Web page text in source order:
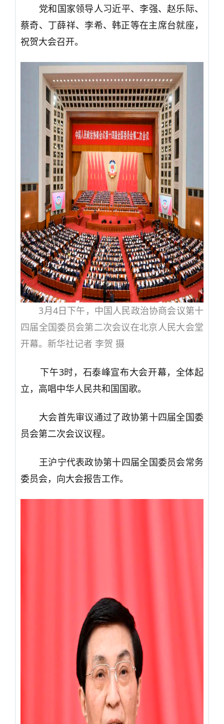
党和国家领导人习近平、李强、赵乐际、
蔡奇、丁薛祥、李希、韩正等在主席台就座，
祝贺大会召开。
3月4日下午，中国人民政治协商会议第十
四届全国委员会第二次会议在北京人民大会堂
开幕。新华社记者 李贺 摄
下午3时，石泰峰宣布大会开幕，全体起
立，高唱中华人民共和国国歌。
大会首先审议通过了政协第十四届全国委
员会第二次会议议程。
王沪宁代表政协第十四届全国委员会常务
委员会，向大会报告工作。